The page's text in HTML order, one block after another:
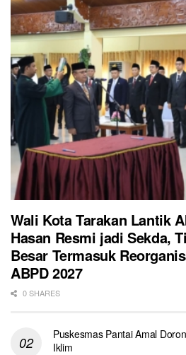
Wali Kota Tarakan Lantik
Hasan Resmi jadi Sekda,
Besar Termasuk
ABPD 2027
0 SHARES
Puskesmas Pantai Amal
Iklim